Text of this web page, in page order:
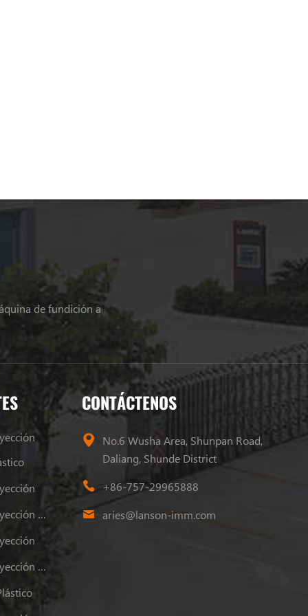
de fundición a
Máquina De Moldeo Por Inyección De Plástico
Máquina De Moldeo Por Inyección De Plástico
CONTÁCTENOS
No.6 Wusha Area, Shunpan Road,
Daliang, Shunde District
+86-757-29965888
aries@lanson-imm.com